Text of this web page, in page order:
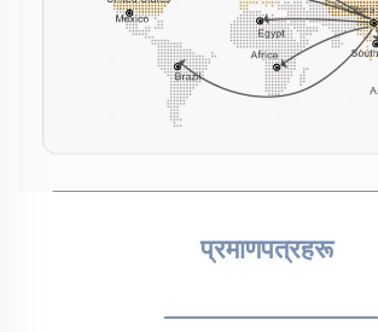
प्रमाणपत्रहरू
________________